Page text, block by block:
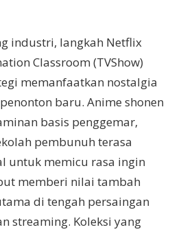
industri, langkah Netflix
Classroom (TVShow)
memanfaatkan nostalgia
baru. Anime shonen
basis penggemar,
pembunuh terasa
untuk memicu rasa ingin
memberi nilai tambah
di tengah persaingan
streaming. Koleksi yang